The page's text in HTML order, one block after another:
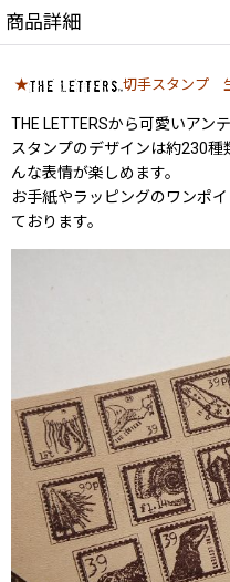
商品詳細
★ 切手スタンプ
THE LETTERSから可愛いアン
スタンプのデザインは約230
んな表情が楽しめます。
お手紙やラッピングのワンポ
ております。